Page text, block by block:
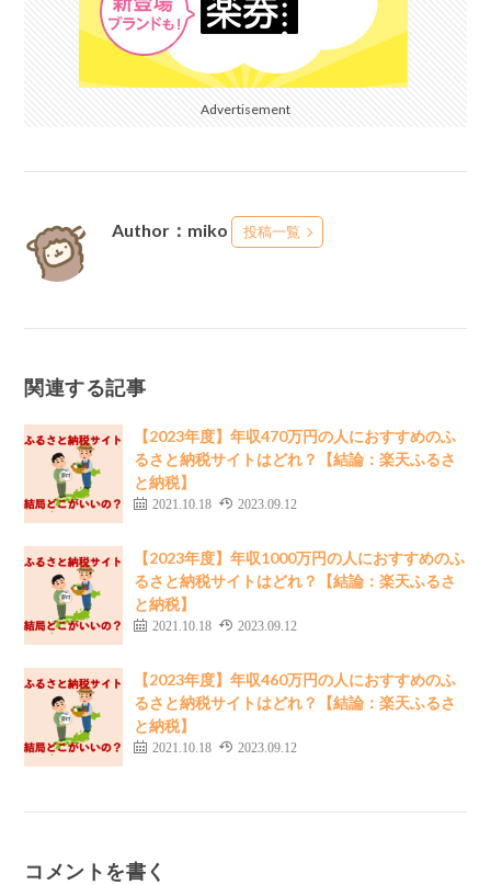
Advertisement
Author：miko 投稿一覧
関連する記事
【2023年度】年収470万円の人におすすめのふ
るさと納税サイトはどれ？【結論：楽天ふるさ
と納税】
2021.10.18 2023.09.12
【2023年度】年収1000万円の人におすすめのふ
るさと納税サイトはどれ？【結論：楽天ふるさ
と納税】
2021.10.18 2023.09.12
【2023年度】年収460万円の人におすすめのふ
るさと納税サイトはどれ？【結論：楽天ふるさ
と納税】
2021.10.18 2023.09.12
コメントを書く